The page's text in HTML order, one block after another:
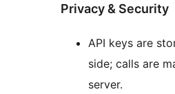
Privacy & Security
API keys are
side; calls are
server.